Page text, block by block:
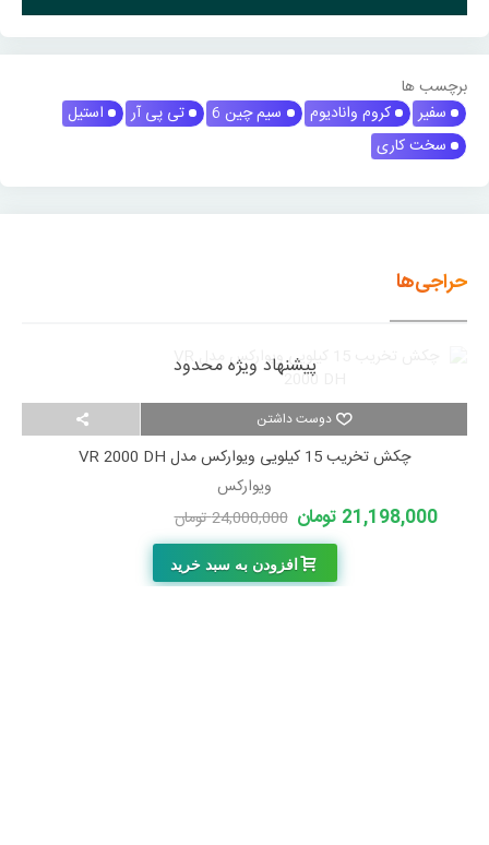
برچسب ها
سفیر
کروم وانادیوم سیم چین 6 تی پی آر
استیل
سخت کاری
حراجی‌ها
دوست داشتن
پیشنهاد ویژه محدود
چکش تخریب 15 کیلویی ویوارکس مدل VR 2000 DH
ویوارکس
21,198,000 تومان 24,000,000 تومان
افزودن به سبد خرید